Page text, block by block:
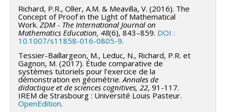
Richard, P.R., Oller, A.M. & Meavilla, V. (2016). The
Concept of Proof in the Light of Mathematical
Work.ZDM - The International Journal on
Mathematics Education, 48(6), 843–859. DOI :
10.1007/s11858-016-0805-9.
Tessier-Baillargeon, M., Leduc, N., Richard, P.R. et
Gagnon, M. (2017). Étude comparative de
systèmes tutoriels pour l’exercice de la
démonstration en géométrie. Annales de
didactique et de sciences cognitives, 22, 91-117.
IREM de Strasbourg : Université Louis Pasteur.
OpenEdition.